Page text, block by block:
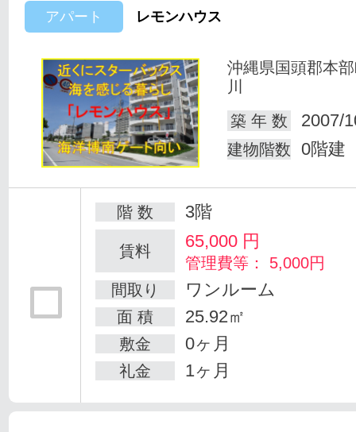
アパート レモンハウス
沖縄県国頭郡本
川
築 年 数
2007/
建物階数 0階建
階 数 3階
賃料 65,000 円
管理費等： 5,000円
間取り
ワンルーム
面 積 25.92㎡
敷金 0ヶ月
礼金 1ヶ月